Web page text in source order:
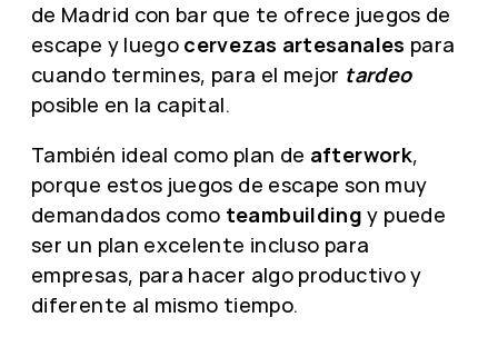
de Madrid con bar que te ofrece juegos de
escape y luego cervezas artesanales para
cuando termines, para el mejor tardeo
posible en la capital.
También ideal como plan de afterwork,
porque estos juegos de escape son muy
demandados como teambuilding y puede
ser un plan excelente incluso para
empresas, para hacer algo productivo y
diferente al mismo tiempo.